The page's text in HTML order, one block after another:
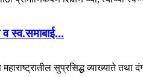
स्व.समाबाई...
सुप्रसिद्ध व्याख्याते तथा